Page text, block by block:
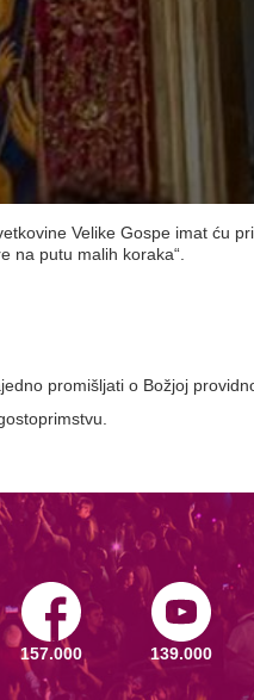
Velike Gospe imat ću
na putu malih koraka“.
promišljati o Božjoj
157.000 139.000